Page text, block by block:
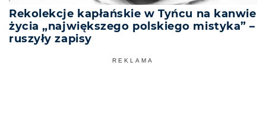
Rekolekcje kapłańskie w Tyńcu na kanwie
życia „największego polskiego mistyka” –
ruszyły zapisy
REKLAMA